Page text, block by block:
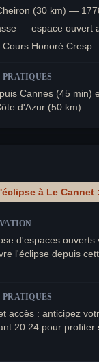
(30 km) —
— espace ouvert
Cours Honoré Cresp
Cannes (45 min)
d'Azur (50 km)
à Le Cannet :
d'espaces ouverts
l'éclipse depuis
accès : anticipez
20:24 pour profiter